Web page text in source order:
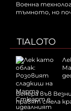
Военна
тъмното, но
TIALOTO
Венера във
правят смела